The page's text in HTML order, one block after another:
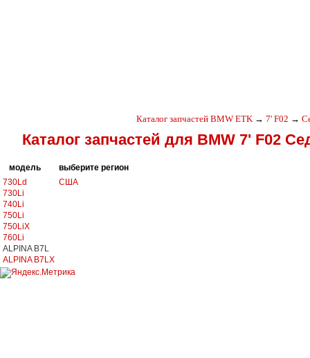
Каталог запчастей BMW ETK → 7' F02 →
Каталог запчастей для BMW 7' F02
модель
730Ld
730Li
740Li
750Li
750LiX
760Li
ALPINA B7L
ALPINA B7LX
выберите регион
США